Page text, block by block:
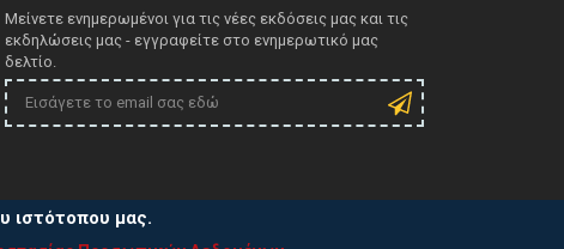
Μείνετε ενημερωμένοι για τις νέες εκδόσεις μας και τις
εκδηλώσεις μας - εγγραφείτε στο ενημερωτικό μας
δελτίο.
ιστότοπου μας.